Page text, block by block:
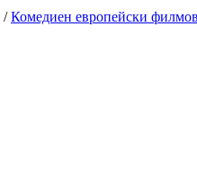
/ Комедиен европейски